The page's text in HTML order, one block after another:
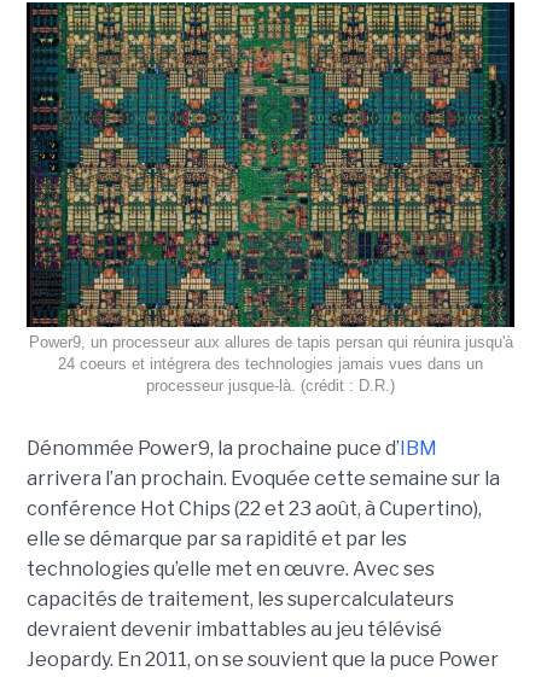
Power9, un processeur aux allures de tapis persan qui réunira jusqu'à
24 coeurs et intégrera des technologies jamais vues dans un
processeur jusque-là. (crédit : D.R.)
Dénommée Power9, la prochaine puce d’ IBM
arrivera l’an prochain. Evoquée cette semaine sur la
conférence Hot Chips (22 et 23 août, à Cupertino),
elle se démarque par sa rapidité et par les
technologies qu’elle met en œuvre. Avec ses
capacités de traitement, les supercalculateurs
devraient devenir imbattables au jeu télévisé
Jeopardy. En 2011, on se souvient que la puce Power